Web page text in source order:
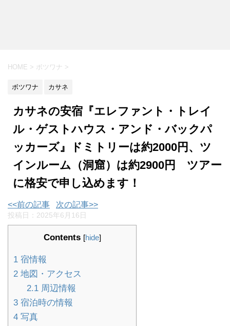
HOME > ボツワナ >
ボツワナ カサネ
カサネの安宿『エレファント・トレイ
ル・ゲストハウス・アンド・バックパ
ッカーズ』ドミトリーは約2000円、ツ
インルーム（洞窟）は約2900円 ツアー
に格安で申し込めます！
<<前の記事 次の記事>>
投稿日： 2025年6月16日
Contents [hide]
1 宿情報
2 地図・アクセス
2.1周辺情報
3 宿泊時の情報
4 写真